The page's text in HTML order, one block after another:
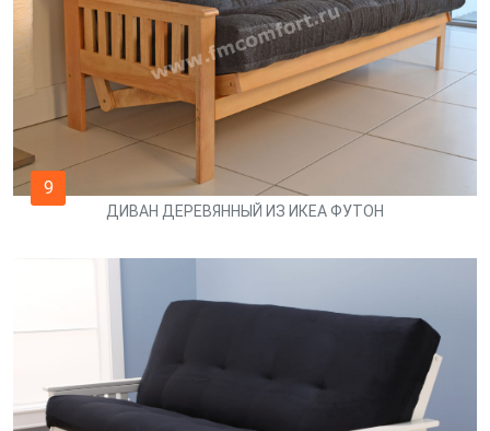
9
ДИВАН ДЕРЕВЯННЫЙ ИЗ ИКЕА ФУТОН